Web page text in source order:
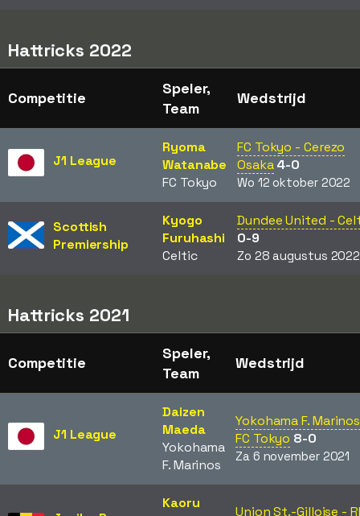
Hattricks 2022
Competitie
Speler,
Team
Wedstrijd
J1 League
Ryoma
Watanabe
FC Tokyo
FC Tokyo - Cerezo
Osaka 4-0
Wo 12 oktober 2022
Scottish
Premiership
Kyogo
Furuhashi
Celtic
Dundee United -
0-9
Zo 28 augustus 2022
Hattricks 2021
Competitie
Speler,
Team
Wedstrijd
J1 League
Daizen
Maeda
Yokohama
F. Marinos
Yokohama F.
FC Tokyo 8-0
Za 6 november 2021
Kaoru
Union St.-Gilloise -